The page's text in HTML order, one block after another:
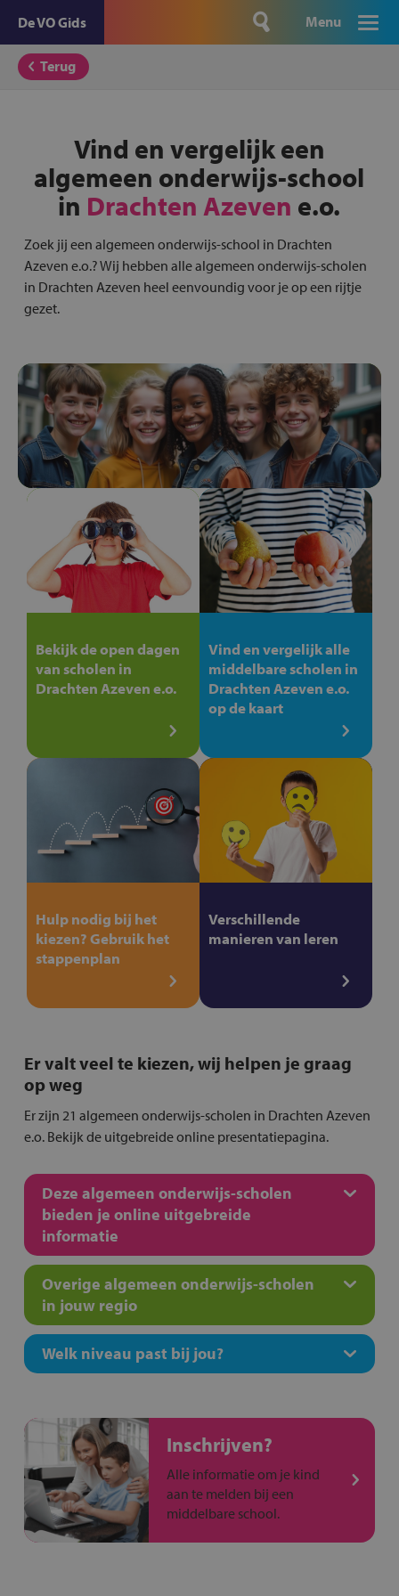
De VO Gids Menu
Terug
Vind en vergelijk een
algemeen onderwijs-school
in Drachten Azeven e.o.
Zoek jij een algemeen onderwijs-school in Drachten
Azeven e.o.? Wij hebben alle algemeen onderwijs-scholen
in Drachten Azeven heel eenvoundig voor je op een rijtje
gezet.
Bekijk de open dagen
van scholen in
Drachten Azeven e.o.
Vind en vergelijk alle
middelbare scholen in
Drachten Azeven e.o.
op de kaart
Hulp nodig bij het
kiezen? Gebruik het
stappenplan
Verschillende
manieren van leren
Er valt veel te kiezen, wij helpen je graag
op weg
Er zijn 21 algemeen onderwijs-scholen in Drachten Azeven
e.o. Bekijk de uitgebreide online presentatiepagina.
Deze algemeen onderwijs-scholen
bieden je online uitgebreide
informatie
Overige algemeen onderwijs-scholen
in jouw regio
Welk niveau past bij jou?
Inschrijven?
Alle informatie om je kind
aan te melden bij een
middelbare school.